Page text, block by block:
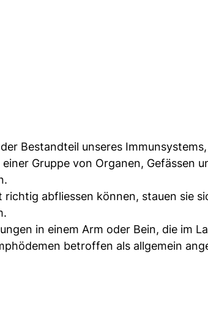
Bestandteil unseres
Gruppe von Organen, Gefässen
abfliessen können, stauen sie
in einem Arm oder Bein, die im
betroffen als allgemein